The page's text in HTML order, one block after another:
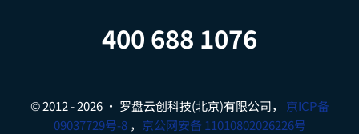
400 688 1076
© 2012 - 2026 • 罗盘云创科技(北京)有限公司，
京ICP备
09037729号-8， 京公网安备 11010802026226号